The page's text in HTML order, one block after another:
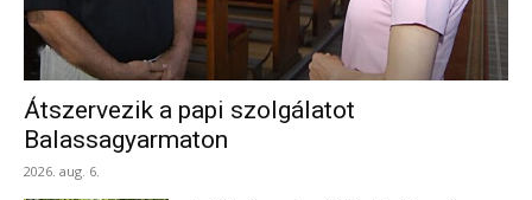
Átszervezik a papi szolgálatot
Balassagyarmaton
2026. aug. 6.